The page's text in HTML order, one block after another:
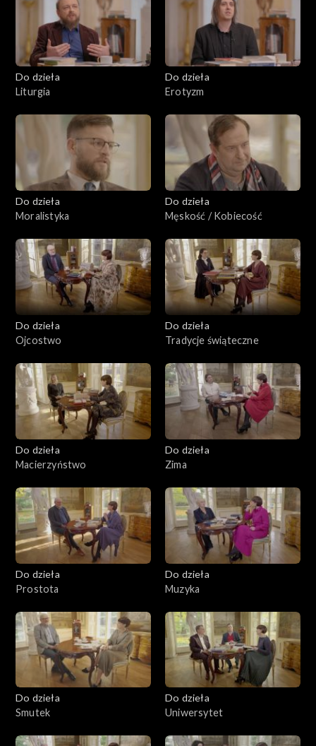
Do dzieła
Liturgia
Do dzieła
Erotyzm
Do dzieła
Moralistyka
Do dzieła
Męskość / Kobiecość
Do dzieła
Ojcostwo
Do dzieła
Tradycje świąteczne
Do dzieła
Macierzyństwo
Do dzieła
Zima
Do dzieła
Prostota
Do dzieła
Muzyka
Do dzieła
Smutek
Do dzieła
Uniwersytet